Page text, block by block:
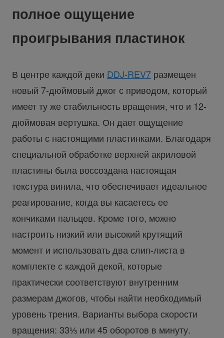
полное ощущение
проигрывания пластинок
В центре каждой деки DDJ-REV7размещен
новый 7-дюймовый джог с приводом, который
имеет ту же стабильность вращения, что и 12-
дюймовая вертушка. Он дает ощущение
работы с настоящими пластинками. Благодаря
специальной обработке верхней акриловой
пластины была воссоздана настоящая
текстура винила, что обеспечивает идеальное
реагирование, когда вы касаетесь ее
кончиками пальцев. Кроме того, можно
настроить низкий или высокий крутящий
момент и использовать два слип-листа в
комплекте с каждой декой, которые
практически соответствуют внутренним
размерам джогов, чтобы найти необходимый
уровень трения. Варианты выбора скорости
вращения: 33⅓ или 45 оборотов в минуту.